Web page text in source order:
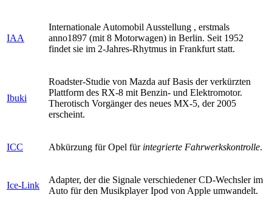
IAA
Internationale Automobil Ausstellung , erstmals
anno1897 (mit 8 Motorwagen) in Berlin. Seit 1952
findet sie im 2-Jahres-Rhytmus in Frankfurt statt.
Ibuki
Roadster-Studie von Mazda auf Basis der verkürzten
Plattform des RX-8 mit Benzin- und Elektromotor.
Therotisch Vorgänger des neues MX-5, der 2005
erscheint.
ICC Abkürzung für Opel für integrierte Fahrwerkskontrolle.
Ice-Link
Adapter, der die Signale verschiedener CD-Wechsler im
Auto für den Musikplayer Ipod von Apple umwandelt.